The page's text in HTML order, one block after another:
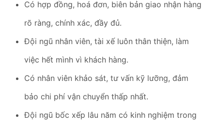
Có hợp đồng, hoá đơn, biên bản giao nhận hàng
rõ ràng, chính xác, đầy đủ.
Đội ngũ nhân viên, tài xế luôn thân thiện, làm
việc hết mình vì khách hàng.
Có nhân viên khảo sát, tư vấn kỹ lưỡng, đảm
bảo chi phí vận chuyển thấp nhất.
Đội ngũ bốc xếp lâu năm có kinh nghiệm trong